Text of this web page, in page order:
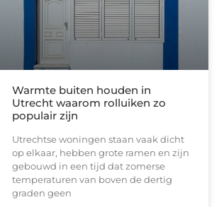
Warmte buiten houden in
Utrecht waarom rolluiken zo
populair zijn
Utrechtse woningen staan vaak dicht
op elkaar, hebben grote ramen en zijn
gebouwd in een tijd dat zomerse
temperaturen van boven de dertig
graden geen